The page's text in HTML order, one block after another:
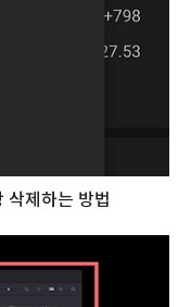
삭제하는 방법